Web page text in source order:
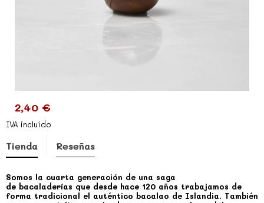
2,40 €
IVA incluído
Tienda Reseñas
Somos la cuarta generación de una saga
de bacaladerías que desde hace 120 años trabajamos de
forma tradicional el auténtico bacalao de Islandia. También